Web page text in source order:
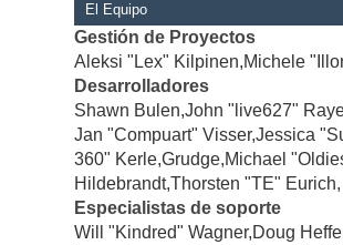
El Equipo
Gestión de Proyectos
Aleksi "Lex" Kilpinen,Michele
Desarrolladores
Shawn Bulen,John "live627"
Jan "Compuart" Visser,Jessica
360" Kerle,Grudge,Michael
Hildebrandt,Thorsten "TE"
Especialistas de soporte
Will "Kindred" Wagner,Doug